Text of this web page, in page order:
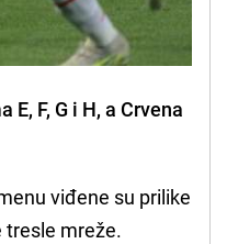
E, F, G i H, aCrvena
viđene su prilike
tresle mreže.